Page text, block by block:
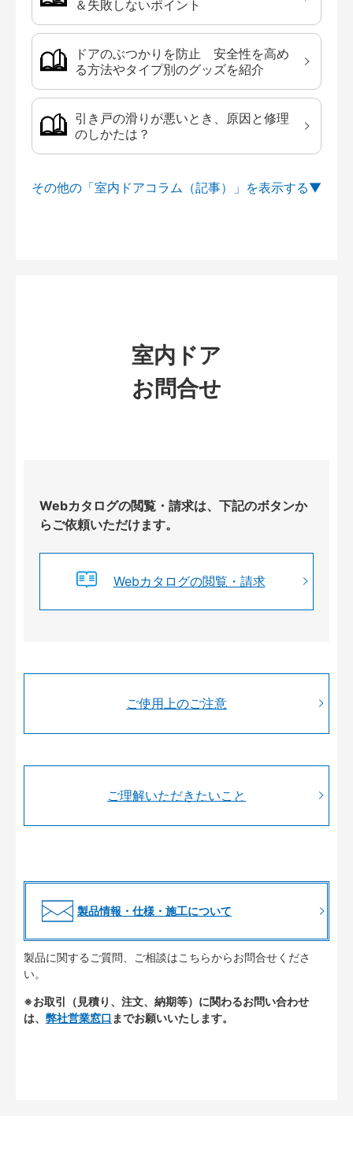
＆失敗しないポイント
ドアのぶつかりを防止 安全性を高め
る方法やタイプ別のグッズを紹介
引き戸の滑りが悪いとき、原因と修理
のしかたは？
その他の「室内ドアコラム（記事）」を
室内ドア
お問合せ
Webカタログの閲覧・請求は、下記のボタンか
らご依頼いただけます。
Webカタログの閲覧・請求
ご使用上のご注意
ご理解いただきたいこと
製品情報・仕様・施工について
製品に関するご質問、ご相談はこちらからお問合せくださ
い。
※お取引（見積り、注文、納期等）に関わるお問い合わせ
は、 弊社営業窓口 までお願いいたします。